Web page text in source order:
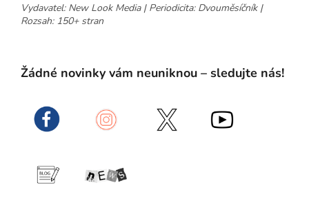
Vydavatel: New Look Media | Periodicita: Dvouměsíčník |
Rozsah: 150+ stran
Žádné novinky vám neuniknou – sledujte nás!